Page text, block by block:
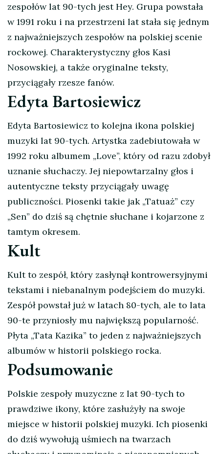
zespołów lat 90-tych jest Hey. Grupa powstała
w 1991 roku i na przestrzeni lat stała się jednym
z najważniejszych zespołów na polskiej scenie
rockowej. Charakterystyczny głos Kasi
Nosowskiej, a także oryginalne teksty,
przyciągały rzesze fanów.
Edyta Bartosiewicz
Edyta Bartosiewicz to kolejna ikona polskiej
muzyki lat 90-tych. Artystka zadebiutowała w
1992 roku albumem „Love”, który od razu zdobył
uznanie słuchaczy. Jej niepowtarzalny głos i
autentyczne teksty przyciągały uwagę
publiczności. Piosenki takie jak „Tatuaż” czy
„Sen” do dziś są chętnie słuchane i kojarzone z
tamtym okresem.
Kult
Kult to zespół, który zasłynął kontrowersyjnymi
tekstami i niebanalnym podejściem do muzyki.
Zespół powstał już w latach 80-tych, ale to lata
90-te przyniosły mu największą popularność.
Płyta „Tata Kazika” to jeden z najważniejszych
albumów w historii polskiego rocka.
Podsumowanie
Polskie zespoły muzyczne z lat 90-tych to
prawdziwe ikony, które zasłużyły na swoje
miejsce w historii polskiej muzyki. Ich piosenki
do dziś wywołują uśmiech na twarzach